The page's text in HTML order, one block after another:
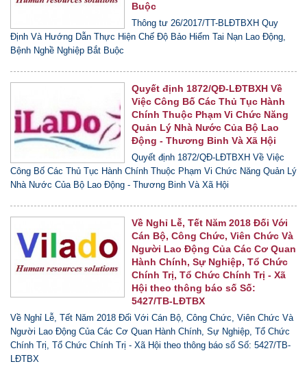
Buộc
Thông tư 26/2017/TT-BLĐTBXH Quy
Định Và Hướng Dẫn Thực Hiện Chế Độ Bảo Hiểm Tai Nạn Lao Động,
Bệnh Nghề Nghiệp Bắt Buộc
Quyết định 1872/QĐ-LĐTBXH Về
Việc Công Bố Các Thủ Tục Hành
Chính Thuộc Phạm Vi Chức Năng
Quản Lý Nhà Nước Của Bộ Lao
Động - Thương Binh Và Xã Hội
Quyết định 1872/QĐ-LĐTBXH Về Việc
Công Bố Các Thủ Tục Hành Chính Thuộc Phạm Vi Chức Năng Quản Lý
Nhà Nước Của Bộ Lao Động - Thương Binh Và Xã Hội
Về Nghỉ Lễ, Tết Năm 2018 Đối Với
Cán Bộ, Công Chức, Viên Chức Và
Người Lao Động Của Các Cơ Quan
Hành Chính, Sự Nghiệp, Tổ Chức
Chính Trị, Tổ Chức Chính Trị - Xã
Hội theo thông báo số Số:
5427/TB-LĐTBX
Về Nghỉ Lễ, Tết Năm 2018 Đối Với Cán Bộ, Công Chức, Viên Chức Và
Người Lao Động Của Các Cơ Quan Hành Chính, Sự Nghiệp, Tổ Chức
Chính Trị, Tổ Chức Chính Trị - Xã Hội theo thông báo số Số: 5427/TB-
LĐTBX